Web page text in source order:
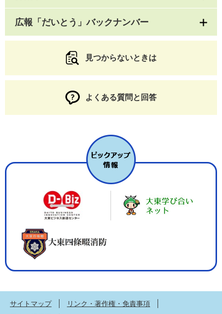
広報「だいとう」バックナンバー
見つからないときは
よくある質問と回答
サイトマップ
リンク・著作権・免責事項